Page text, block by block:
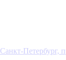
Санкт-Петербург,